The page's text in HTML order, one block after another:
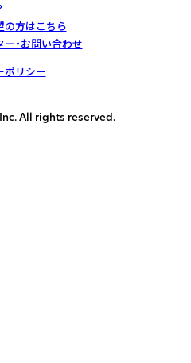
の方はこちら
・お問い合わせ
ポリシー
All rights reserved.